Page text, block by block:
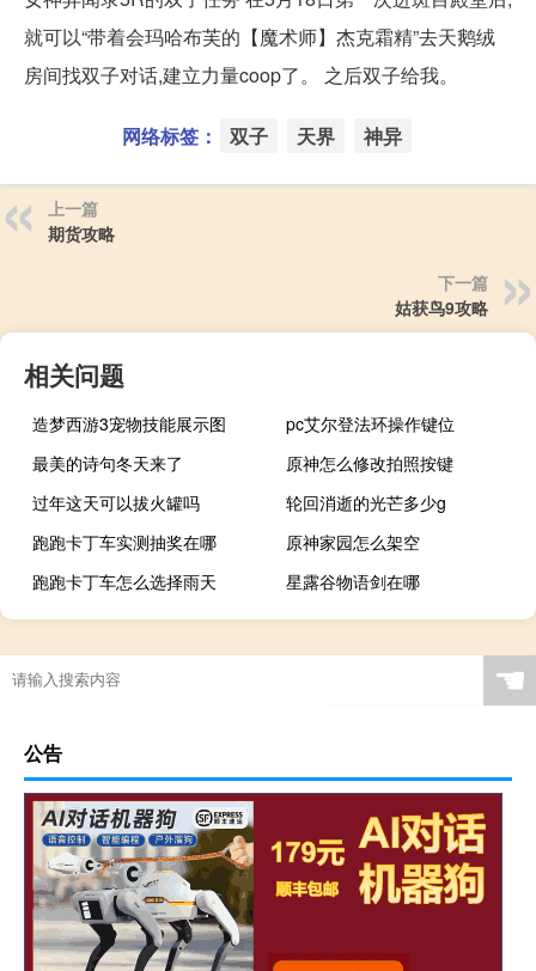
就可以“带着会玛哈布芙的【魔术师】杰克霜精”去天鹅绒
房间找双子对话,建立力量coop了。 之后双子给我。
网络标签： 双子 天界 神异
上一篇
期货攻略
下一篇
姑获鸟9攻略
相关问题
造梦西游3宠物技能展示图
pc艾尔登法环操作键位
最美的诗句冬天来了
原神怎么修改拍照按键
过年这天可以拔火罐吗
轮回消逝的光芒多少g
跑跑卡丁车实测抽奖在哪
原神家园怎么架空
跑跑卡丁车怎么选择雨天
星露谷物语剑在哪
☚
公告